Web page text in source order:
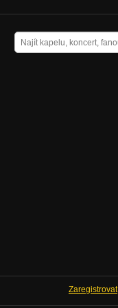
Zaregistrovat